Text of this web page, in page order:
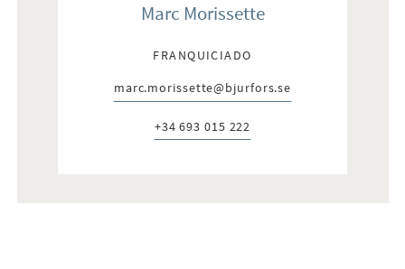
Marc Morissette
FRANQUICIADO
E-post:
marc.morissette@bjurfors.se
Telefon:
+34 693 015 222